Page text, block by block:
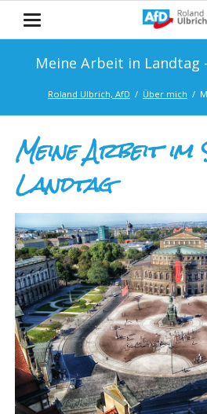
Meine Arbeit in Landtag
Roland Ulbrich, AfD Über mich
Meine Arbeit im
Landtag